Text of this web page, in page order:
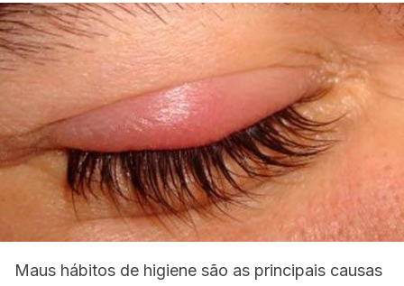
Maus hábitos de higiene são as principais causas